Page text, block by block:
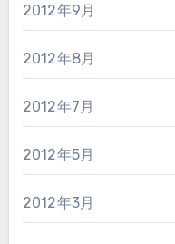
2012年9月
2012年8月
2012年7月
2012年5月
2012年3月